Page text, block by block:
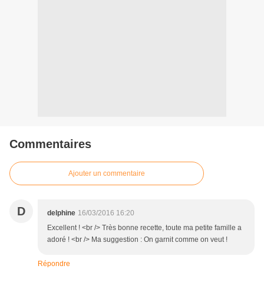
Commentaires
Ajouter un commentaire
D delphine 16/03/2016 16:20
Excellent ! <br /> Très bonne recette, toute ma petite famille a
adoré ! <br /> Ma suggestion : On garnit comme on veut !
Répondre